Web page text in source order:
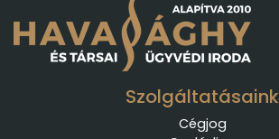
Szolgáltatásaink
Cégjog